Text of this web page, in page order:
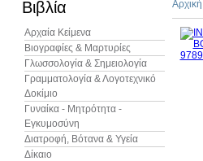
Βιβλία
Αρχαία Κείμενα
Βιογραφίες & Μαρτυρίες
Γλωσσολογία & Σημειολογία
Γραμματολογία & Λογοτεχνικό
Δοκίμιο
Γυναίκα - Μητρότητα -
Εγκυμοσύνη
Διατροφή, Βότανα & Υγεία
Δίκαιο
Αρχική